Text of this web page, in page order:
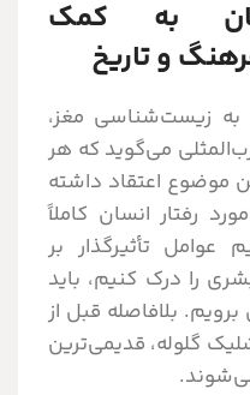
به کمک
و تاریخ
به زیست‌شناسی مغز،
می‌گوید که هر
موضوع اعتقاد داشته
رفتار انسان کاملاً
تأثیرگذار بر
را درک کنیم، باید
بلافاصله قبل از
گلوله، قدیمی‌ترین